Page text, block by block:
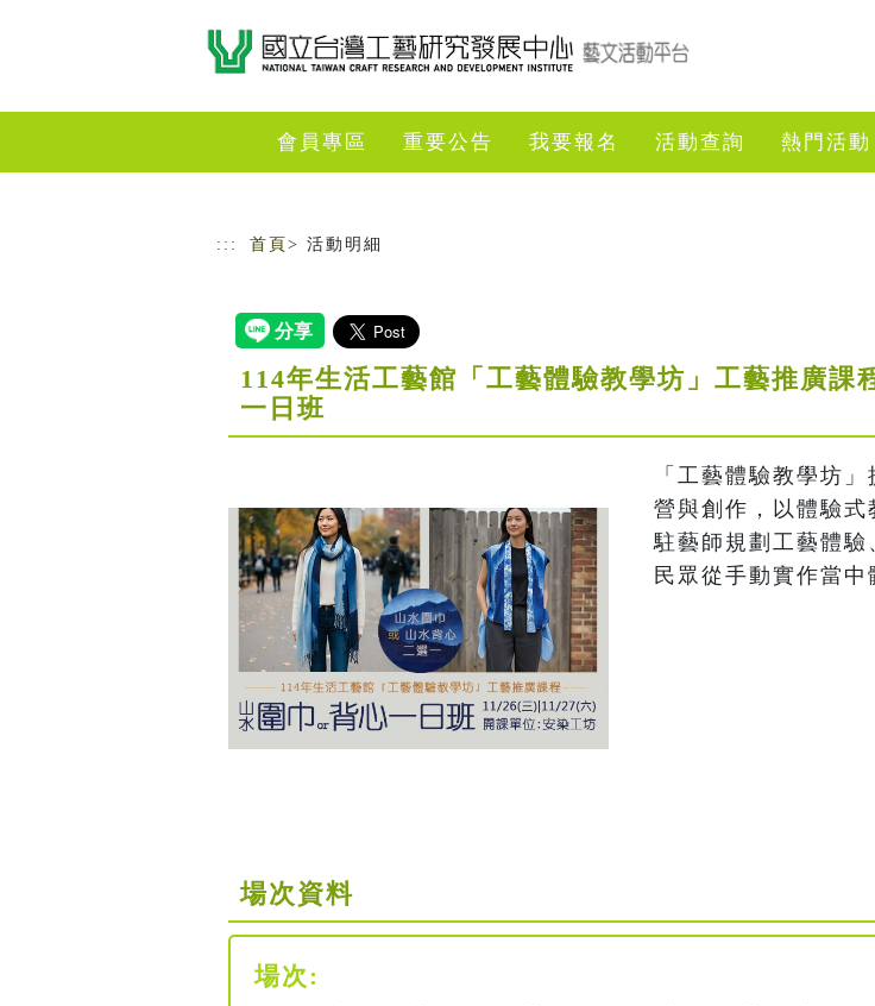
會員專區 重要公告 我要報名 活動查詢 熱門活動
::: 首頁 > 活動明細
114年生活工藝館「工藝體驗教學坊」工藝推廣
一日班
「工藝體驗教學坊
營與創作，以體驗
駐藝師規劃工藝體
民眾從手動實作當中
場次資料
場次: